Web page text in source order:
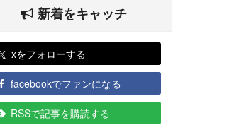
新着をキャッチ
xをフォローする
facebookでファンになる
RSSで記事を購読する